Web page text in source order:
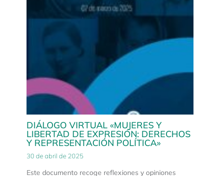
DIÁLOGO VIRTUAL «MUJERES Y
LIBERTAD DE EXPRESIÓN: DERECHOS
Y REPRESENTACIÓN POLÍTICA»
30 de abril de 2025
Este documento recoge reflexiones y opiniones